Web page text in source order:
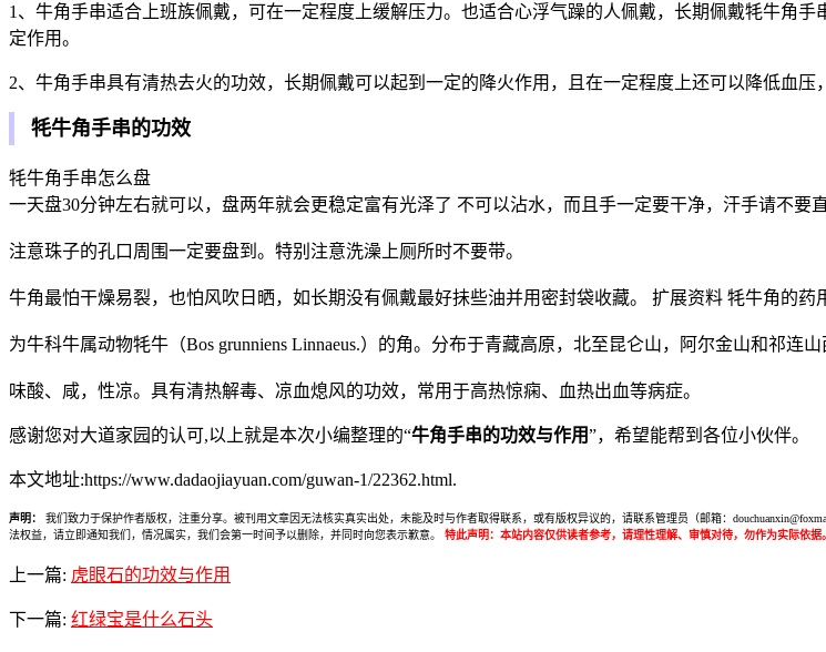
1、牛角手串适合上班族佩戴，可在一定程度上缓解压力。也适合心浮气躁的人佩戴，长期佩戴牦牛角
定作用。
2、牛角手串具有清热去火的功效，长期佩戴可以起到一定的降火作用，且在一定程度上还可以降低血压
牦牛角手串的功效
牦牛角手串怎么盘
一天盘30分钟左右就可以，盘两年就会更稳定富有光泽了 不可以沾水，而且手一定要干净，汗手请不要
注意珠子的孔口周围一定要盘到。特别注意洗澡上厕所时不要带。
牛角最怕干燥易裂，也怕风吹日晒，如长期没有佩戴最好抺些油并用密封袋收藏。 扩展资料 牦牛角的药
为牛科牛属动物牦牛（Bos grunniens Linnaeus.）的角。分布于青藏高原，北至昆仑山，阿尔金山和祁连
味酸、咸，性凉。具有清热解毒、凉血熄风的功效，常用于高热惊痫、血热出血等病症。
感谢您对大道家园的认可,以上就是本次小编整理的“牛角手串的功效与作用”，希望能帮到各位小伙伴。
本文地址:https://www.dadaojiayuan.com/guwan-1/22362.html.
声明：
我们致力于保护作者版权，注重分享。被刊用文章因无法核实真实出处，未能及时与作者取得联系，或有版权异议的，请联系管理员（邮箱：
法权益，请立即通知我们，情况属实，我们会第一时间予以删除，并同时向您表示歉意。
特此声明：本站内容仅供读者参考，请理性理解、审慎对待，勿作为实际依据。
上一篇: 虎眼石的功效与作用
下一篇: 红绿宝是什么石头